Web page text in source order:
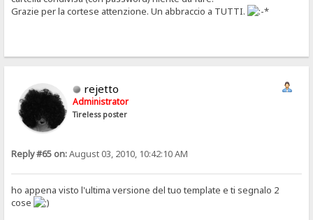
Grazie per la cortese attenzione. Un abbraccio a TUTTI.
rejetto
Administrator
Tireless poster
Reply #65 on:August 03, 2010, 10:42:10 AM
ho appena visto l'ultima versione del tuo template e ti segnalo 2
cose